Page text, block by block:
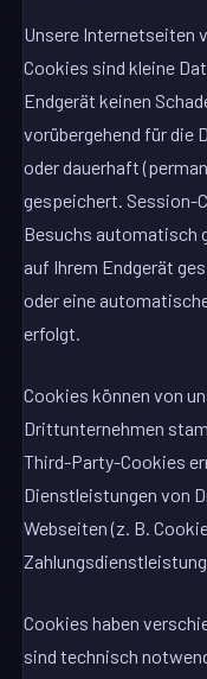
Unsere Internetseiten
Cookies sind kleine
Endgerät keinen
vorübergehend für die
oder dauerhaft
gespeichert. Session-
Besuchs automatisch
auf Ihrem Endgerät
oder eine
erfolgt.
Cookies können von
Drittunternehmen
Third-Party-Cookies
Dienstleistungen von
Webseiten (z. B.
Cookies haben
sind technisch